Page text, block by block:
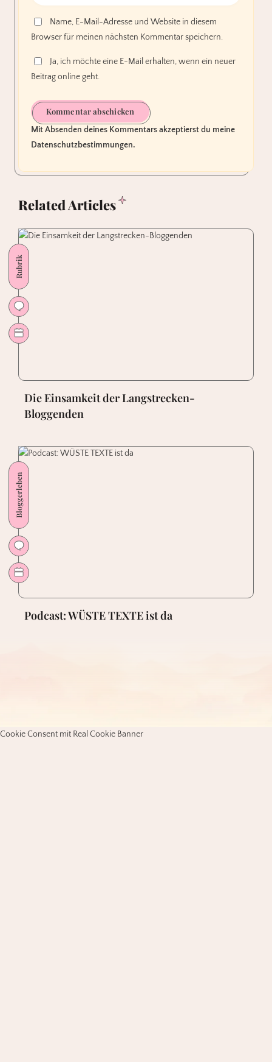
Name, E-Mail-Adresse und Website in diesem
Browser für meinen nächsten Kommentar speichern.
Ja, ich möchte eine E-Mail erhalten, wenn ein neuer
Beitrag online geht.
Kommentar abschicken
Mit Absenden deines Kommentars akzeptierst du meine
Datenschutzbestimmungen.
Related Articles
Rubrik
Die Einsamkeit der Langstrecken-
Bloggenden
Bloggerleben
Podcast: WÜSTE TEXTE ist da
Cookie Consent mit Real Cookie Banner